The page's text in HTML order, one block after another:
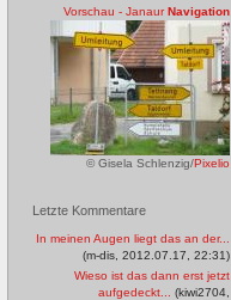
Vorschau - Janaur Navigation
© Gisela Schlenzig/Pixelio
Letzte Kommentare
In meinen Augen liegt das an der...
(m-dis, 2012.07.17, 22:31)
Wieso ist das dann erst jetzt
aufgedeckt...
(kiwi2704,